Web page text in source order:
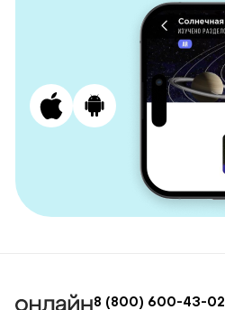
8 (800) 600-43-02